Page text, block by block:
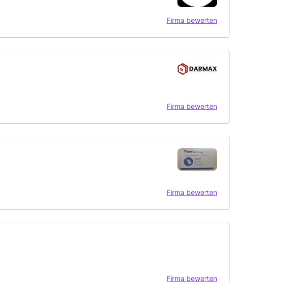
Firma bewerten
Firma bewerten
Firma bewerten
Firma bewerten